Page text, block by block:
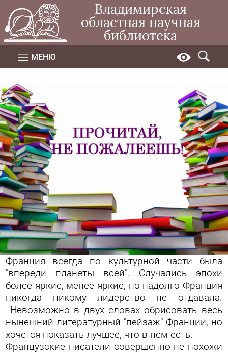
Владимирская
областная научная
библиотека
МЕНЮ
Франция всегда по культурной части была
"впереди планеты всей". Случались эпохи
более яркие, менее яркие, но надолго Франция
никогда никому лидерство не отдавала.
Невозможно в двух словах обрисовать весь
нынешний литературный "пейзаж" Франции, но
хочется показать лучшее, что в нем есть.
Французские писатели совершенно не похожи